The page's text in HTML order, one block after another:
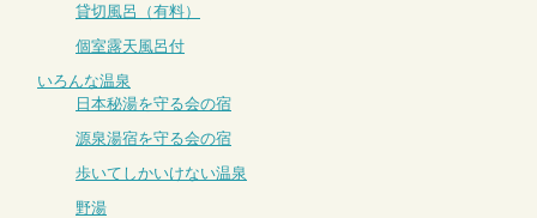
貸切風呂（有料）
個室露天風呂付
いろんな温泉
日本秘湯を守る会の宿
源泉湯宿を守る会の宿
歩いてしかいけない温泉
野湯